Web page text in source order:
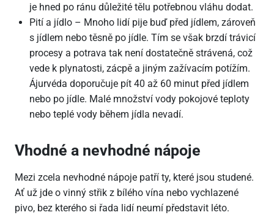
je hned po ránu důležité tělu potřebnou vláhu dodat.
Pití a jídlo – Mnoho lidí pije buď před jídlem, zároveň
s jídlem nebo těsně po jídle. Tím se však brzdí trávicí
procesy a potrava tak není dostatečně strávená, což
vede k plynatosti, zácpě a jiným zažívacím potížím.
Ájurvéda doporučuje pít 40 až 60 minut před jídlem
nebo po jídle. Malé množství vody pokojové teploty
nebo teplé vody během jídla nevadí.
Vhodné a nevhodné nápoje
Mezi zcela nevhodné nápoje patří ty, které jsou studené.
Ať už jde o vinný střik z bílého vína nebo vychlazené
pivo, bez kterého si řada lidí neumí představit léto.